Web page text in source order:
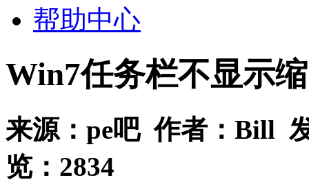
帮助中心
Win7任务栏不显示
来源： pe吧作者： Bill
览： 2834